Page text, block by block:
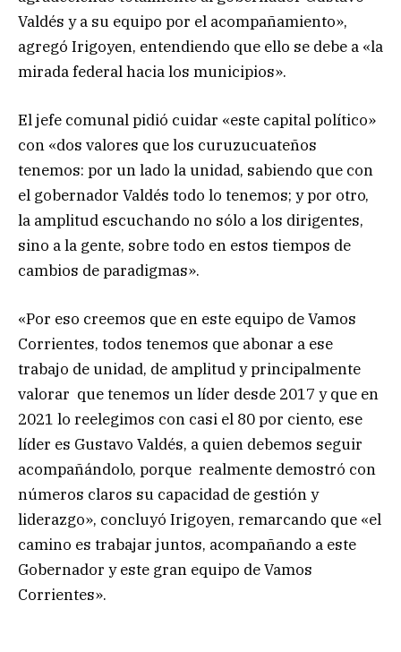
Valdés y a su equipo por el acompañamiento»,
agregó Irigoyen, entendiendo que ello se debe a «la
mirada federal hacia los municipios».
El jefe comunal pidió cuidar «este capital político»
con «dos valores que los curuzucuateños
tenemos: por un lado la unidad, sabiendo que con
el gobernador Valdés todo lo tenemos; y por otro,
la amplitud escuchando no sólo a los dirigentes,
sino a la gente, sobre todo en estos tiempos de
cambios de paradigmas».
«Por eso creemos que en este equipo de Vamos
Corrientes, todos tenemos que abonar a ese
trabajo de unidad, de amplitud y principalmente
valorar que tenemos un líder desde 2017 y que en
2021 lo reelegimos con casi el 80 por ciento, ese
líder es Gustavo Valdés, a quien debemos seguir
acompañándolo, porque realmente demostró con
números claros su capacidad de gestión y
liderazgo», concluyó Irigoyen, remarcando que «el
camino es trabajar juntos, acompañando a este
Gobernador y este gran equipo de Vamos
Corrientes».